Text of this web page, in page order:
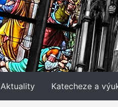
Aktuality Katecheze a